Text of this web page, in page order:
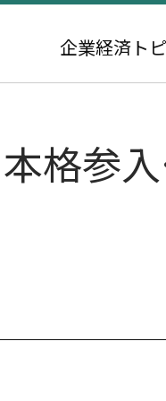
企業経済 ト
格参